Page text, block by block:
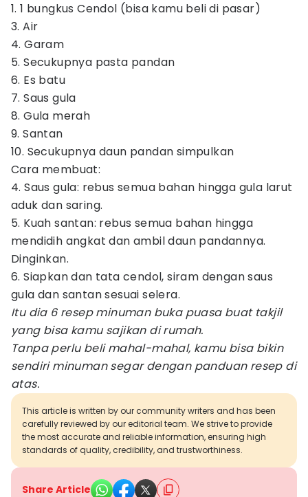
1. 1 bungkus Cendol (bisa kamu beli di pasar)
3. Air
4. Garam
5. Secukupnya pasta pandan
6. Es batu
7. Saus gula
8. Gula merah
9. Santan
10. Secukupnya daun pandan simpulkan
Cara membuat:
4. Saus gula: rebus semua bahan hingga gula larut
aduk dan saring.
5. Kuah santan: rebus semua bahan hingga
mendidih angkat dan ambil daun pandannya.
Dinginkan.
6. Siapkan dan tata cendol, siram dengan saus
gula dan santan sesuai selera.
Itu dia 6 resep minuman buka puasa buat takjil
yang bisa kamu sajikan di rumah.
Tanpa perlu beli mahal-mahal, kamu bisa bikin
sendiri minuman segar dengan panduan resep di
atas.
This article is written by our community writers and has been
carefully reviewed by our editorial team. We strive to provide
the most accurate and reliable information, ensuring high
standards of quality, credibility, and trustworthiness.
Share Article